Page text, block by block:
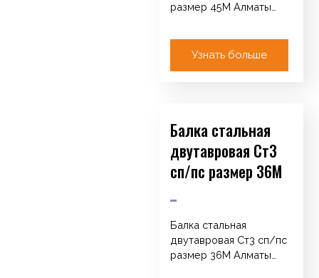
размер 45М Алматы
Катанка / Круг / ТУ
Сетка кладочная…
Узнать больше
Балка стальная
двутавровая Ст3
сп/пс размер 36М
Балка стальная
двутавровая Ст3 сп/пс
размер 36М Алматы